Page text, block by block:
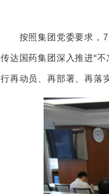
按照集团党委要求，7
传达国药集团深入推进“
行再动员、再部署、再落